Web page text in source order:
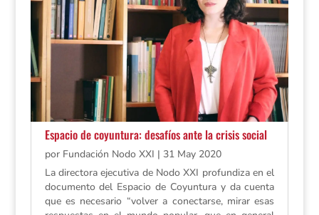
Espacio de coyuntura: desafíos ante la crisis social
por Fundación Nodo XXI | 31 May 2020
La directora ejecutiva de Nodo XXI profundiza en el
documento del Espacio de Coyuntura y da cuenta
que es necesario “volver a conectarse, mirar esas